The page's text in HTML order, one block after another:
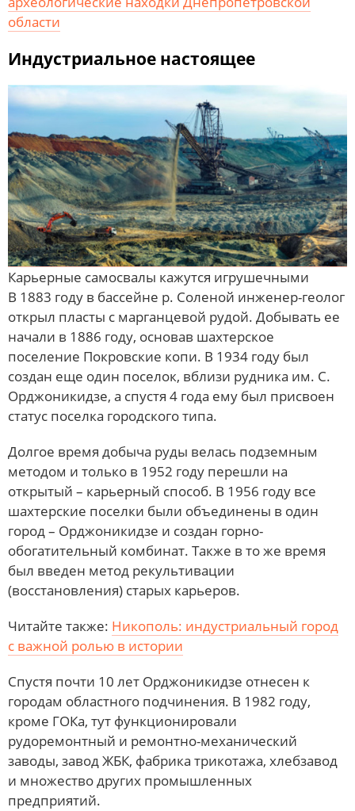
области
Индустриальное настоящее
Карьерные самосвалы кажутся игрушечными
В 1883 году в бассейне р. Соленой инженер-геолог
открыл пласты с марганцевой рудой. Добывать ее
начали в 1886 году, основав шахтерское
поселение Покровские копи. В 1934 году был
создан еще один поселок, вблизи рудника им. С.
Орджоникидзе, а спустя 4 года ему был присвоен
статус поселка городского типа.
Долгое время добыча руды велась подземным
методом и только в 1952 году перешли на
открытый – карьерный способ. В 1956 году все
шахтерские поселки были объединены в один
город – Орджоникидзе и создан горно-
обогатительный комбинат. Также в то же время
был введен метод рекультивации
(восстановления) старых карьеров.
Читайте также: Никополь: индустриальный город
с важной ролью в истории
Спустя почти 10 лет Орджоникидзе отнесен к
городам областного подчинения. В 1982 году,
кроме ГОКа, тут функционировали
рудоремонтный и ремонтно-механический
заводы, завод ЖБК, фабрика трикотажа, хлебзавод
и множество других промышленных
предприятий.